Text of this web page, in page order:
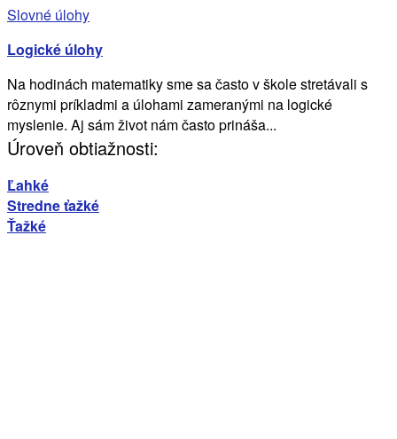
Slovné úlohy
Logické úlohy
Na hodinách matematiky sme sa často v škole stretávali s
rôznymi príkladmi a úlohami zameranými na logické
myslenie. Aj sám život nám často prináša...
Úroveň obtiažnosti:
Ľahké
Stredne ťažké
Ťažké